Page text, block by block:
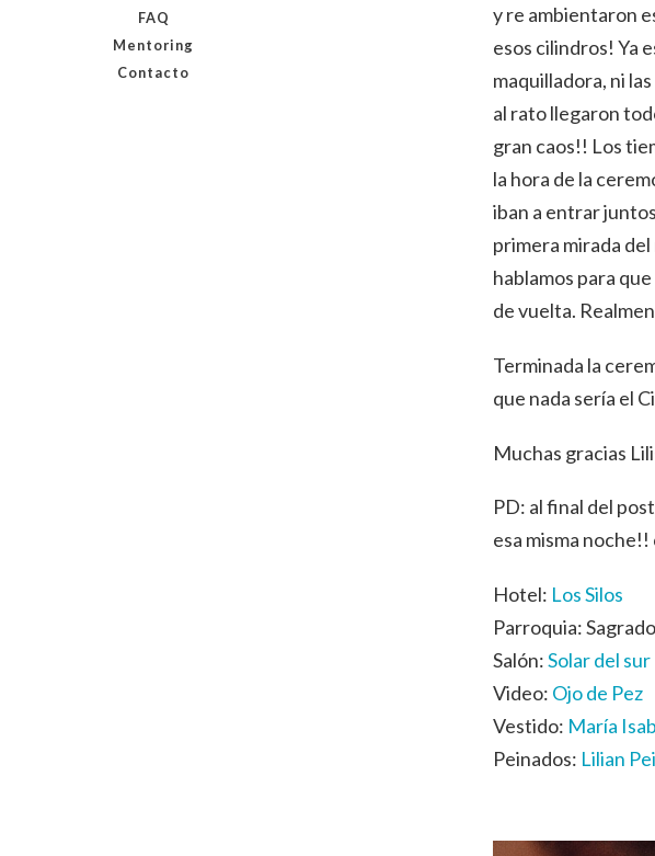
FAQ
Mentoring
Contacto
y re ambientaron
esos cilindros! Ya
maquilladora, ni
al rato llegaron
gran caos!! Los
la hora de la
iban a entrar
primera mirada
hablamos para
de vuelta.
Terminada la
que nada sería el
Muchas gracias
PD: al final del
esa misma
Hotel: Los Silos
Parroquia:
Salón:Solar del sur
Video: Ojo de Pez
Vestido: María
Peinados: Lilian